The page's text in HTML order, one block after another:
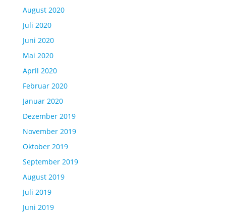
August 2020
Juli 2020
Juni 2020
Mai 2020
April 2020
Februar 2020
Januar 2020
Dezember 2019
November 2019
Oktober 2019
September 2019
August 2019
Juli 2019
Juni 2019